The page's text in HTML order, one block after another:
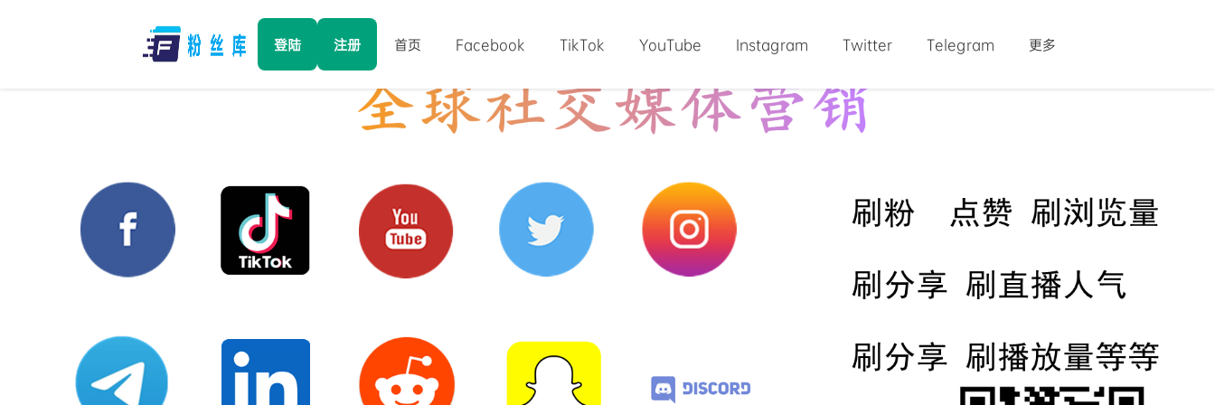
登陆 注册 首页 Facebook TikTok YouTube Instagram Twitter Telegram 更多